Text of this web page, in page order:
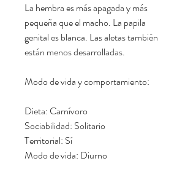
La hembra es más apagada y más
pequeña que el macho. La papila
genital es blanca. Las aletas también
están menos desarrolladas.
Modo de vida y comportamiento:
Dieta: Carnívoro
Sociabilidad: Solitario
Territorial: Sí
Modo de vida: Diurno